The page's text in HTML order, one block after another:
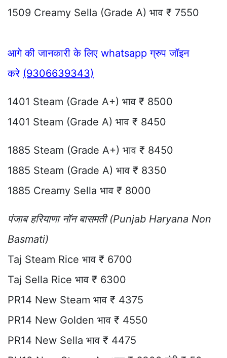
1509 Creamy Sella (Grade A) भाव ₹ 7550
आगे की जानकारी के लिए whatsapp ग्रुप जॉइन
करे (9306639343)
1401 Steam (Grade A+) भाव ₹ 8500
1401 Steam (Grade A) भाव ₹ 8450
1885 Steam (Grade A+) भाव ₹ 8450
1885 Steam (Grade A) भाव ₹ 8350
1885 Creamy Sella भाव ₹ 8000
पंजाब हरियाणा नॉन बासमती (Punjab Haryana Non
Basmati)
Taj Steam Rice भाव ₹ 6700
Taj Sella Rice भाव ₹ 6300
PR14 New Steam भाव ₹ 4375
PR14 New Golden भाव ₹ 4550
PR14 New Sella भाव ₹ 4475